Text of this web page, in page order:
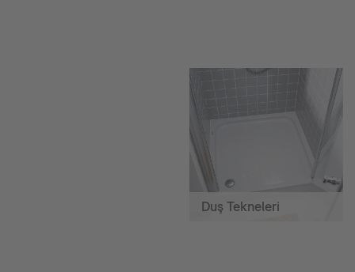
Duş Tekneleri